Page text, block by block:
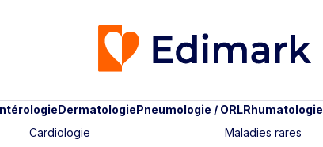
DermatologiePneumologie / ORLRhumatologie
Cardiologie Maladies rares